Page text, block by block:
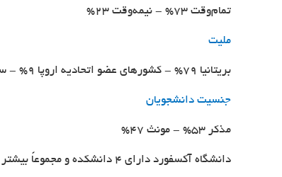
تمام‌وقت 73% - نیمه‌وقت 23%
ملیت
بریتانیا 79% - کشورهای عضو اتحادیه اروپا 9% - سایر 19%
جنسیت دانشجویان
مذکر 53% - مونث 47%
دانشگاه آکسفورد دارای 4 دانشکده و مجموعاً بیشتر از 100 دپارتمان و مؤسسات تحقیقاتی است. این چهار دانشکده عبارتند از: